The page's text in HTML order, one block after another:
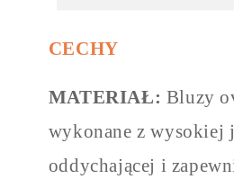
CECHY
MATERIAŁ: Bluzy
wykonane z wysokiej
oddychającej i